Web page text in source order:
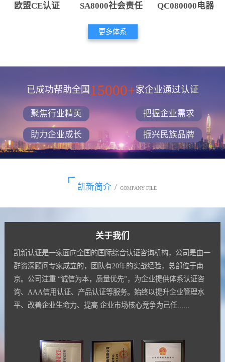
欧盟CE认证 SA8000社会责任 QC080000电器
更多体系
已成功帮助全国 15000+家企业通过认证
聚焦行业精英 把握企业需求
助力企业成长 振兴民族品牌
凯新简介 / COMPANY FILE
关于我们
凯新认证是一家面向全国的国际综合认证咨询机构，公司是由一
群资深顾问专家成立的，团队有20年的实战经验，总部位于南
京。公司注重 “诚信为本，质量优先”，为企业提供体系认证咨
询、AAA信用认证、产品认证等服务。始终以提升企业管理水
平、改善企业生命力、提高 企业市场核心竞争为己任......